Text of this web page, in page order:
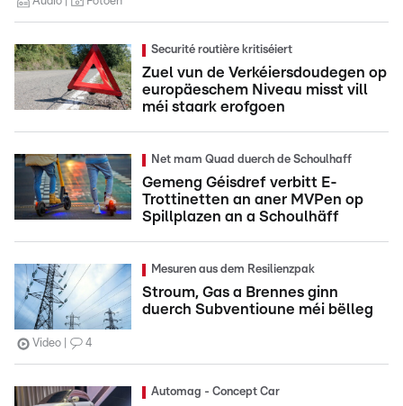
Securité routière kritiséiert
Zuel vun de Verkéiersdoudegen op
europäeschem Niveau misst vill
méi staark erofgoen
Net mam Quad duerch de Schoulhaff
Gemeng Géisdref verbitt E-
Trottinetten an aner MVPen op
Spillplazen an a Schoulhäff
Mesuren aus dem Resilienzpak
Stroum, Gas a Brennes ginn
duerch Subventioune méi bëlleg
Video 4
Automag - Concept Car